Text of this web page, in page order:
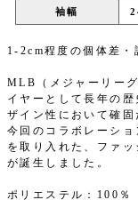
袖幅
1-2cm程度の個体差・
MLB（メジャーリー
イヤーとして長年の
ザイン性において確
今回のコラボレーシ
を取り入れた、ファ
が誕生しました。
ポリエステル：100％